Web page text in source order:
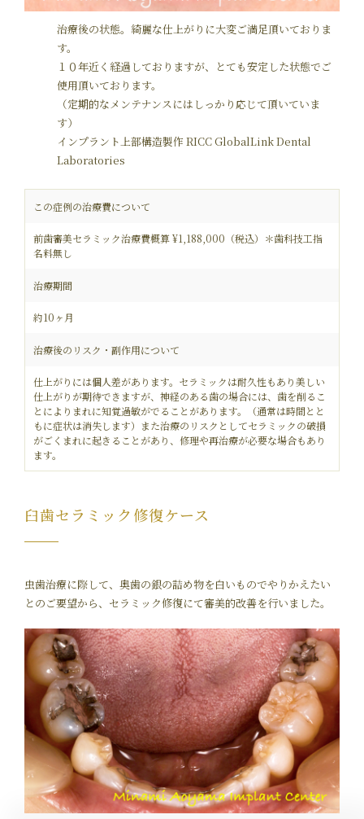
治療後の状態。綺麗な仕上がりに大変ご満足頂いておりま
す。
１０年近く経過しておりますが、とても安定した状態でご
使用頂いております。
（定期的なメンテナンスにはしっかり応じて頂いていま
す）
インプラント上部構造製作 RICC GlobalLink Dental
Laboratories
この症例の治療費について
前歯審美セラミック治療費概算 ¥1,188,000（税込）＊歯科技工指
名料無し
治療期間
約10ヶ月
治療後のリスク・副作用について
仕上がりには個人差があります。セラミックは耐久性もあり美しい
仕上がりが期待できますが、神経のある歯の場合には、歯を削るこ
とによりまれに知覚過敏がでることがあります。（通常は時間とと
もに症状は消失します）また治療のリスクとしてセラミックの破損
がごくまれに起きることがあり、修理や再治療が必要な場合もあり
ます。
臼歯セラミック修復ケース
虫歯治療に際して、奥歯の銀の詰め物を白いものでやりかえたい
とのご要望から、セラミック修復にて審美的改善を行いました。